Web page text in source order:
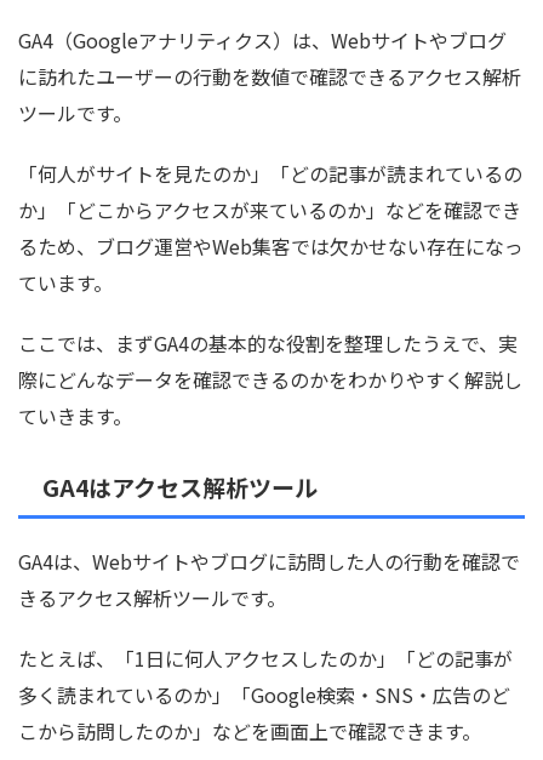
GA4（Googleアナリティクス）は、Webサイトやブログ
に訪れたユーザーの行動を数値で確認できるアクセス解析
ツールです。
「何人がサイトを見たのか」「どの記事が読まれているの
か」「どこからアクセスが来ているのか」などを確認でき
るため、ブログ運営やWeb集客では欠かせない存在になっ
ています。
ここでは、まずGA4の基本的な役割を整理したうえで、実
際にどんなデータを確認できるのかをわかりやすく解説し
ていきます。
GA4はアクセス解析ツール
GA4は、Webサイトやブログに訪問した人の行動を確認で
きるアクセス解析ツールです。
たとえば、「1日に何人アクセスしたのか」「どの記事が
多く読まれているのか」「Google検索・SNS・広告のど
こから訪問したのか」などを画面上で確認できます。